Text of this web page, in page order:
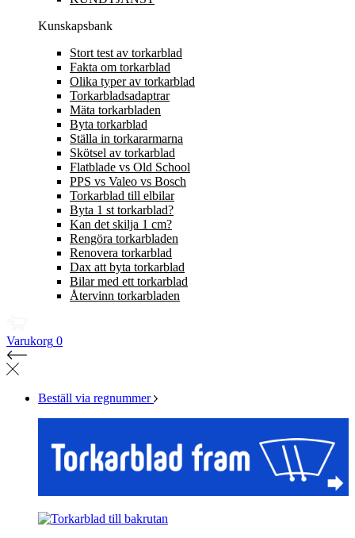
Kunskapsbank
Stort test av torkarblad
Fakta om torkarblad
Olika typer av torkarblad
Torkarbladsadaptrar
Mäta torkarbladen
Byta torkarblad
Ställa in torkararmarna
Skötsel av torkarblad
Flatblade vs Old School
PPS vs Valeo vs Bosch
Torkarblad till elbilar
Byta 1 st torkarblad?
Kan det skilja 1 cm?
Rengöra torkarbladen
Renovera torkarblad
Dax att byta torkarblad
Bilar med ett torkarblad
Återvinn torkarbladen
Varukorg 0
Beställ via regnummer